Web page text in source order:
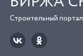
Строительный портал